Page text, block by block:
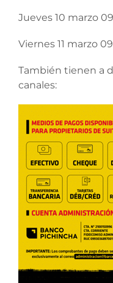
Jueves 10 marzo
Viernes 11 marzo
También tienen a
canales: